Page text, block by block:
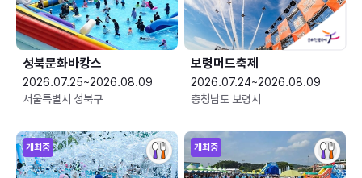
성북문화바캉스
2026.07.25~2026.08.09
서울특별시 성북구
보령머드축제
2026.07.24~2026.08.09
충청남도 보령시
개최중 개최중